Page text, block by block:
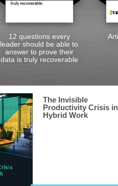
12 questions every
leader should be able to
answer to prove their
data is truly recoverable
The Invisible
Productivity Crisis in
Hybrid Work